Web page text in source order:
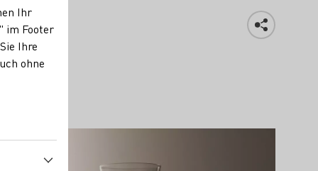
Ihr
im Footer
Ihre
ohne